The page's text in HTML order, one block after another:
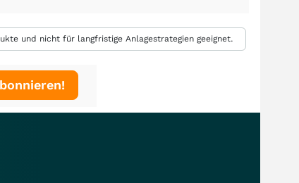
und nicht für langfristige Anlagestrategien geeignet.